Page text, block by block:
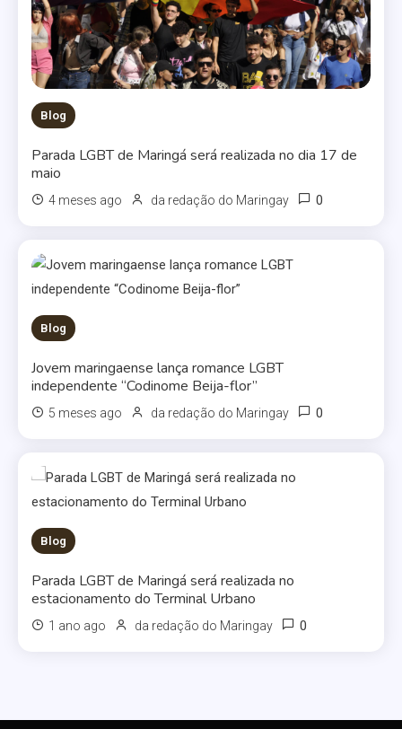
Blog
Parada LGBT de Maringá será realizada no dia 17 de
maio
4 meses ago da redação do Maringay 0
Blog
Jovem maringaense lança romance LGBT
independente “Codinome Beija-flor”
5 meses ago da redação do Maringay 0
Blog
Parada LGBT de Maringá será realizada no
estacionamento do Terminal Urbano
1 ano ago da redação do Maringay 0